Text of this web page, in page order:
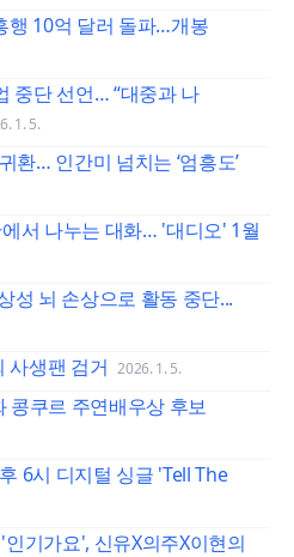
행 10억 달러 돌파…개봉
중단 선언… “대중과 나
1. 5.
환… 인간미 넘치는 ‘엄흥도’
서 나누는 대화… '대디오' 1월
성 뇌 손상으로 활동 중단...
사생팬 검거 2026. 1. 5.
콩쿠르 주연배우상 후보
6시 디지털 싱글 'Tell The
기가요', 신유X의주X이현의